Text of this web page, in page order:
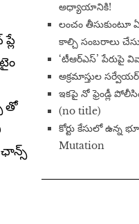
తో
అధ్యాయానికి!
​లంచం
కాల్చి సంబరాలు
‘టీఆర్ఎస్’ పేరుపై
అక్రమాస్తుల
ఇకపై నో ఫ్రెండ్లీ
(no title)
​కోర్టు కేసులో ఉన్న
Mutation